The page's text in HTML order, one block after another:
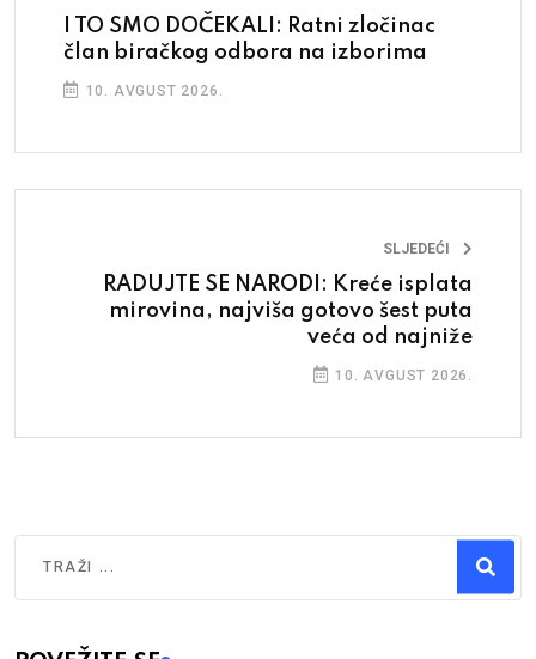
I TO SMO DOČEKALI: Ratni zločinac
član biračkog odbora na izborima
10. AVGUST 2026.
SLJEDEĆI
RADUJTE SE NARODI: Kreće isplata
mirovina, najviša gotovo šest puta
veća od najniže
10. AVGUST 2026.
Type 2 or more characters for results.